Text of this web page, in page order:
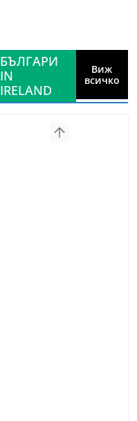
БЪЛГАРИ
IN
IRELAND
Виж
всичко